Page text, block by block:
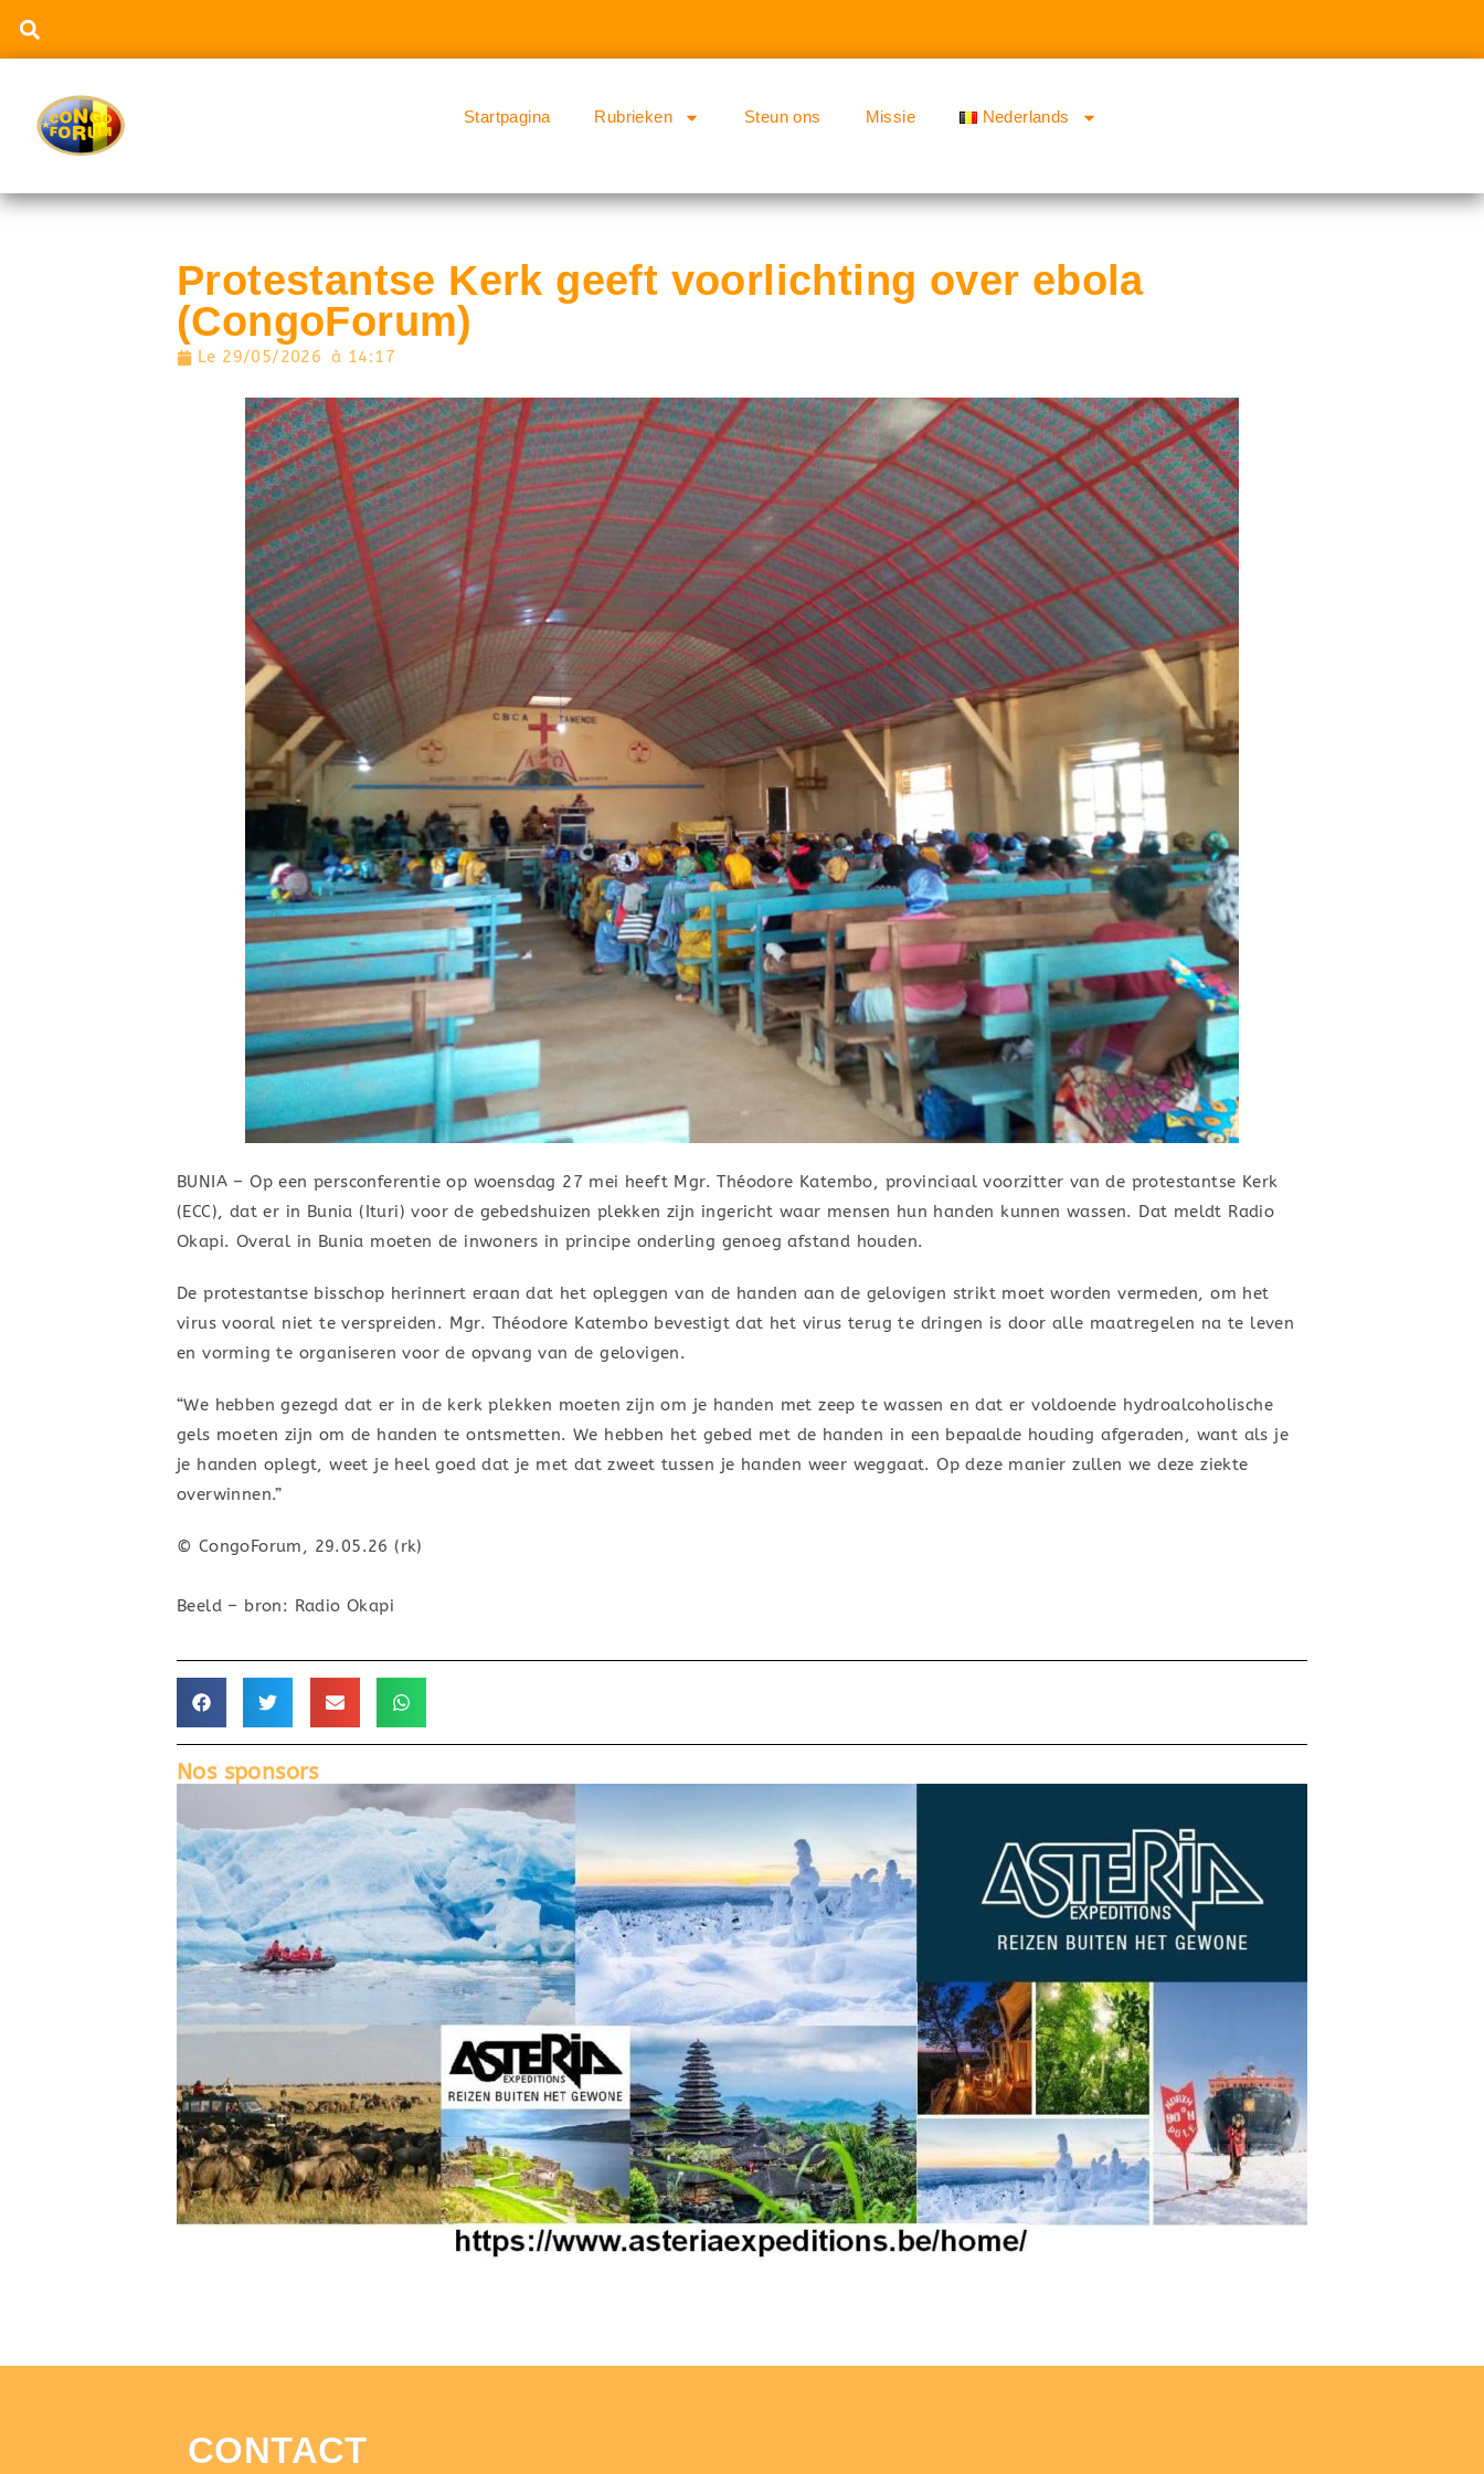
Startpagina Rubrieken Steun ons Missie Nederlands
Protestantse Kerk geeft voorlichting over ebola
(CongoForum)
Le 29/05/2026 à 14:17
BUNIA – Op een persconferentie op woensdag 27 mei heeft Mgr. Théodore Katembo, provinciaal voorzitter van de protestantse Kerk
(ECC), dat er in Bunia (Ituri) voor de gebedshuizen plekken zijn ingericht waar mensen hun handen kunnen wassen. Dat meldt Radio
Okapi. Overal in Bunia moeten de inwoners in principe onderling genoeg afstand houden.
De protestantse bisschop herinnert eraan dat het opleggen van de handen aan de gelovigen strikt moet worden vermeden, om het
virus vooral niet te verspreiden. Mgr. Théodore Katembo bevestigt dat het virus terug te dringen is door alle maatregelen na te leven
en vorming te organiseren voor de opvang van de gelovigen.
“We hebben gezegd dat er in de kerk plekken moeten zijn om je handen met zeep te wassen en dat er voldoende hydroalcoholische
gels moeten zijn om de handen te ontsmetten. We hebben het gebed met de handen in een bepaalde houding afgeraden, want als je
je handen oplegt, weet je heel goed dat je met dat zweet tussen je handen weer weggaat. Op deze manier zullen we deze ziekte
overwinnen.”
© CongoForum, 29.05.26 (rk)
Beeld – bron: Radio Okapi
Nos sponsors
CONTACT